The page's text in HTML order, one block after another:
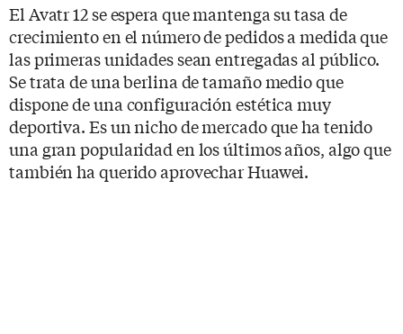
El Avatr 12 se espera que mantenga su tasa de
crecimiento en el número de pedidos a medida que
las primeras unidades sean entregadas al público.
Se trata de una berlina de tamaño medio que
dispone de una configuración estética muy
deportiva. Es un nicho de mercado que ha tenido
una gran popularidad en los últimos años, algo que
también ha querido aprovechar Huawei.